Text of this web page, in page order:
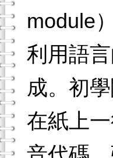
module
利用語
成。初
在紙上